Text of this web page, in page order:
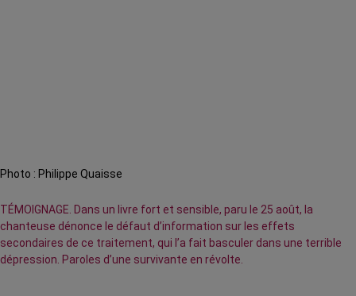
Photo : Philippe Quaisse
TÉMOIGNAGE. Dans un livre fort et sensible, paru le 25 août, la
chanteuse dénonce le défaut d’information sur les effets
secondaires de ce traitement, qui l’a fait basculer dans une terrible
dépression. Paroles d’une survivante en révolte.